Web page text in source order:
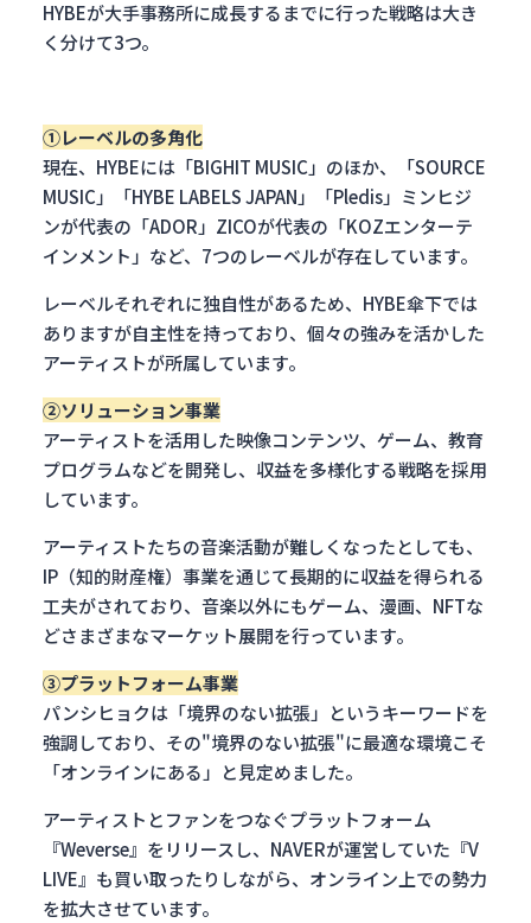
HYBEが大手事務所に成長するまでに行った戦略は大き
く分けて3つ。
①レーベルの多角化
現在、HYBEには「BIGHIT MUSIC」のほか、「SOURCE
MUSIC」「HYBE LABELS JAPAN」「Pledis」ミンヒジ
ンが代表の「ADOR」ZICOが代表の「KOZエンターテ
インメント」など、7つのレーベルが存在しています。
レーベルそれぞれに独自性があるため、HYBE傘下では
ありますが自主性を持っており、個々の強みを活かした
アーティストが所属しています。
②ソリューション事業
アーティストを活用した映像コンテンツ、ゲーム、教育
プログラムなどを開発し、収益を多様化する戦略を採用
しています。
アーティストたちの音楽活動が難しくなったとしても、
IP（知的財産権）事業を通じて長期的に収益を得られる
工夫がされており、音楽以外にもゲーム、漫画、NFTな
どさまざまなマーケット展開を行っています。
③プラットフォーム事業
パンシヒョクは「境界のない拡張」というキーワードを
強調しており、その"境界のない拡張"に最適な環境こそ
「オンラインにある」と見定めました。
アーティストとファンをつなぐプラットフォーム
『Weverse』をリリースし、NAVERが運営していた『V
LIVE』も買い取ったりしながら、オンライン上での勢力
を拡大させています。